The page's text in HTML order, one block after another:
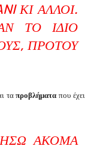
ΚΙ ΆΛΛΟΙ.
ΤΟ ΊΔΙΟ
ΠΡΟΤΟΎ
ταπροβλήματα που έχει
ΑΚΌΜΑ